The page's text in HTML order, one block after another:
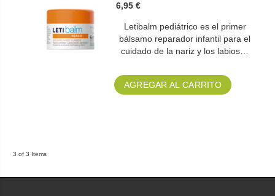
6,95 €
Letibalm pediátrico es el primer
bálsamo reparador infantil para el
cuidado de la nariz y los labios…
AGREGAR AL CARRITO
3 of 3 Items